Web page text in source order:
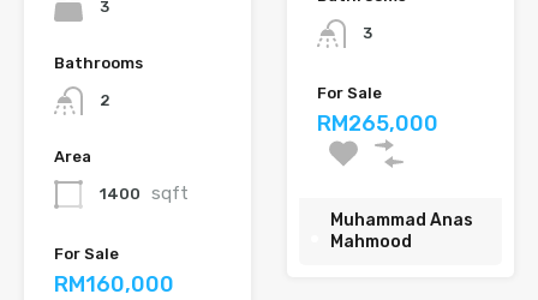
3
Bathrooms
2
Area
1400 sqft
For Sale
RM160,000
3
For Sale
RM265,000
Muhammad Anas
Mahmood